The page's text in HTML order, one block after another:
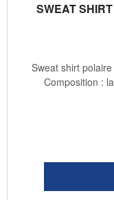
SWEAT
Sweat shirt
Composition :